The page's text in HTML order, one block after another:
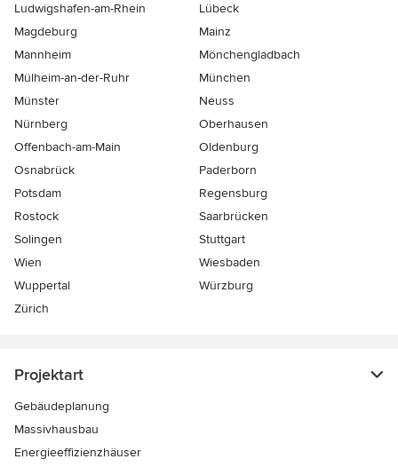
Ludwigshafen-am-Rhein
Lübeck
Magdeburg
Mainz
Mannheim
Mönchen­gladbach
Mülheim-an-der-Ruhr
München
Münster
Neuss
Nürnberg
Oberhausen
Offenbach-am-Main
Oldenburg
Osnabrück
Paderborn
Potsdam
Regensburg
Rostock
Saarbrücken
Solingen
Stuttgart
Wien
Wiesbaden
Wuppertal
Würzburg
Zürich
Projektart
Gebäudeplanung
Massivhausbau
Energieeffizienzhäuser